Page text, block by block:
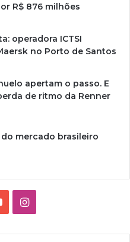
R$ 876 milhões
operadora ICTSI
no Porto de Santos
apertam o passo. E
de ritmo da Renner
mercado brasileiro
YouTubeInstagram